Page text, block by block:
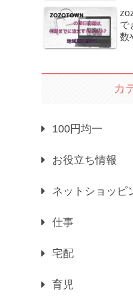
で
数
カ
100円均一
お役立ち情報
ネットショッピ
仕事
宅配
育児